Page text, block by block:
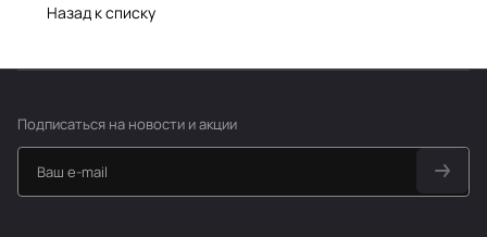
Назад к списку
Подписаться на новости и акции